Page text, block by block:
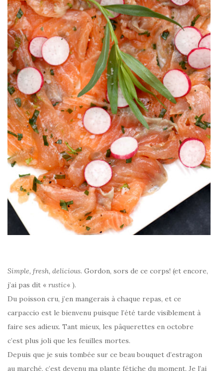
Simple, fresh, delicious. Gordon, sors de ce corps! (et encore,
j’ai pas dit « rustic« ).
Du poisson cru, j’en mangerais à chaque repas, et ce
carpaccio est le bienvenu puisque l’été tarde visiblement à
faire ses adieux. Tant mieux, les pâquerettes en octobre
c’est plus joli que les feuilles mortes.
Depuis que je suis tombée sur ce beau bouquet d’estragon
au marché, c’est devenu ma plante fétiche du moment. Je l’ai